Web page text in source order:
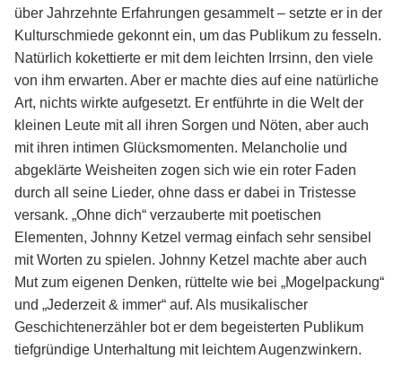
über Jahrzehnte Erfahrungen gesammelt – setzte er in der
Kulturschmiede gekonnt ein, um das Publikum zu fesseln.
Natürlich kokettierte er mit dem leichten Irrsinn, den viele
von ihm erwarten. Aber er machte dies auf eine natürliche
Art, nichts wirkte aufgesetzt. Er entführte in die Welt der
kleinen Leute mit all ihren Sorgen und Nöten, aber auch
mit ihren intimen Glücksmomenten. Melancholie und
abgeklärte Weisheiten zogen sich wie ein roter Faden
durch all seine Lieder, ohne dass er dabei in Tristesse
versank. „Ohne dich“ verzauberte mit poetischen
Elementen, Johnny Ketzel vermag einfach sehr sensibel
mit Worten zu spielen. Johnny Ketzel machte aber auch
Mut zum eigenen Denken, rüttelte wie bei „Mogelpackung“
und „Jederzeit & immer“ auf. Als musikalischer
Geschichtenerzähler bot er dem begeisterten Publikum
tiefgründige Unterhaltung mit leichtem Augenzwinkern.